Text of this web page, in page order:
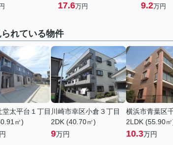
17.6万円 9.2万円
られている物件
堂太平台１丁目
㎡)
川崎市幸区小倉３丁目
2DK (40.70㎡)
9万円
横浜市青葉区
2LDK (55.90
10.3万円